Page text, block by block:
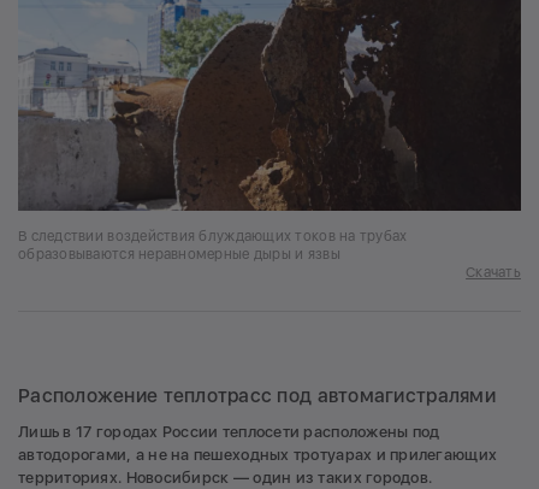
В следствии воздействия блуждающих токов на трубах
образовываются неравномерные дыры и язвы
Скачать
Расположение теплотрасс под автомагистралями
Лишь в 17 городах России теплосети расположены под
автодорогами, а не на пешеходных тротуарах и прилегающих
территориях. Новосибирск — один из таких городов.